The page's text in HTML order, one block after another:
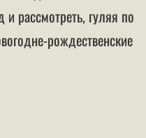
рассмотреть, гуляя по
рождественские